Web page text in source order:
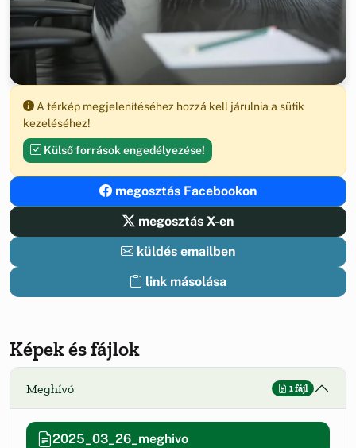
A térkép megjelenítéséhez hozzá kell járulnia a sütik
kezeléséhez!
Külső források engedélyezése!
megosztás Facebookon
megosztás X-en
küldés emailben
link másolása
Képek és fájlok
Meghívó 1 fájl
2025_03_26_meghivo